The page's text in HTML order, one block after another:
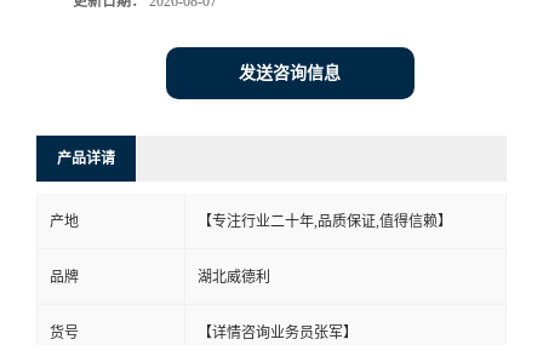
发送咨询信息
产品详请
产地 【专注行业二十年,品质保证,值得信赖】
品牌 湖北威德利
货号 【详情咨询业务员张军】